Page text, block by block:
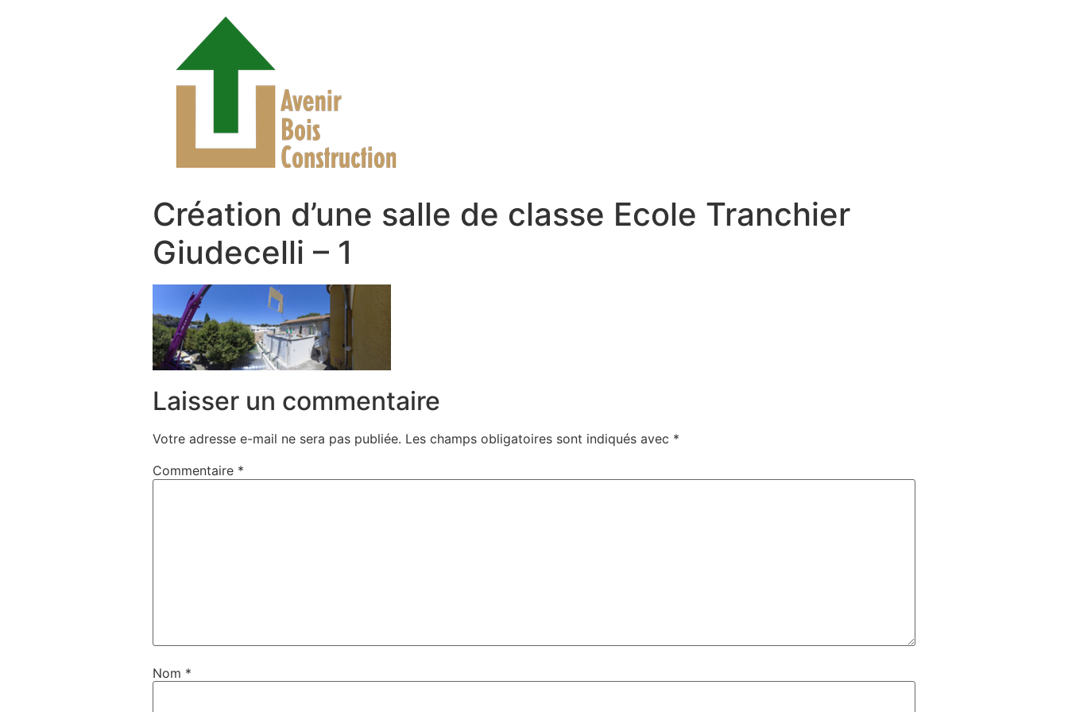
Création d’une salle de classe Ecole Tranchier
Giudecelli – 1
Laisser un commentaire
Votre adresse e-mail ne sera pas publiée. Les champs obligatoires sont indiqués avec *
Commentaire *
Nom *